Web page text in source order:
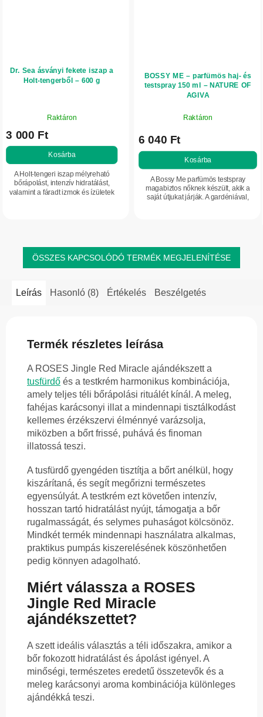
Dr. Sea ásványi fekete iszap a
Holt-tengerből – 600 g
átlagos
értékelése
ből
5,0
csillag.
Raktáron
3 000 Ft
Kosárba
A Holt-tengeri iszap mélyreható
bőrápolást, intenzív hidratálást,
valamint a fáradt izmok és ízületek
BOSSY ME – parfümös haj- és
testspray 150 ml – NATURE OF
AGIVA
Raktáron
6 040 Ft
Kosárba
A Bossy Me parfümös testspray
magabiztos nőknek készült, akik a
saját útjukat járják. A gardéniával,
ÖSSZES KAPCSOLÓDÓ TERMÉK MEGJELENÍTÉSE
Leírás Hasonló (8) Értékelés Beszélgetés
Termék részletes leírása
A ROSES Jingle Red Miracle ajándékszett a
tusfürdő és a testkrém harmonikus kombinációja,
amely teljes téli bőrápolási rituálét kínál. A meleg,
fahéjas karácsonyi illat a mindennapi tisztálkodást
kellemes érzékszervi élménnyé varázsolja,
miközben a bőrt frissé, puhává és finoman
illatossá teszi.
A tusfürdő gyengéden tisztítja a bőrt anélkül, hogy
kiszárítaná, és segít megőrizni természetes
egyensúlyát. A testkrém ezt követően intenzív,
hosszan tartó hidratálást nyújt, támogatja a bőr
rugalmasságát, és selymes puhaságot kölcsönöz.
Mindkét termék mindennapi használatra alkalmas,
praktikus pumpás kiszerelésének köszönhetően
pedig könnyen adagolható.
Miért válassza a ROSES
Jingle Red Miracle
ajándékszettet?
A szett ideális választás a téli időszakra, amikor a
bőr fokozott hidratálást és ápolást igényel. A
minőségi, természetes eredetű összetevők és a
meleg karácsonyi aroma kombinációja különleges
ajándékká teszi.